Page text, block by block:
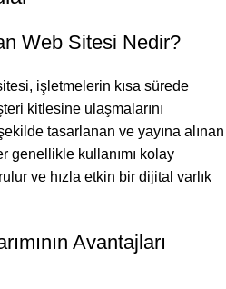
Web Sitesi Nedir?
işletmelerin kısa sürede
kitlesine ulaşmalarını
tasarlanan ve yayına alınan
genellikle kullanımı kolay
ve hızla etkin bir dijital varlık
Avantajları